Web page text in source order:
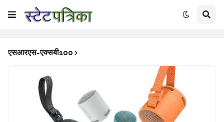
एसआरएस-एक्सबी100